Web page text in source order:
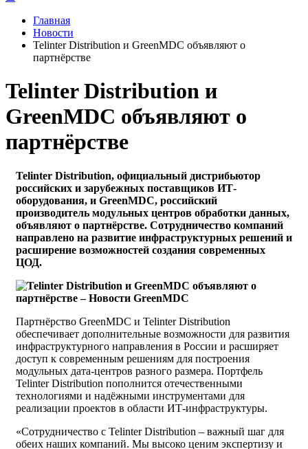
Главная
Новости
Telinter Distribution и GreenMDC объявляют о
партнёрстве
Telinter Distribution и
GreenMDC объявляют о
партнёрстве
Telinter Distribution, официальный дистрибьютор
российских и зарубежных поставщиков ИТ-
оборудования, и GreenMDC, российский
производитель модульных центров обработки данных,
объявляют о партнёрстве. Сотрудничество компаний
направлено на развитие инфраструктурных решений и
расширение возможностей создания современных
ЦОД.
Партнёрство GreenMDC и Telinter Distribution
обеспечивает дополнительные возможности для развития
инфраструктурного направления в России и расширяет
доступ к современным решениям для построения
модульных дата-центров разного размера. Портфель
Telinter Distribution пополнится отечественными
технологиями и надёжными инструментами для
реализации проектов в области ИТ-инфраструктуры.
«Сотрудничество с Telinter Distribution – важный шаг для
обеих наших компаний. Мы высоко ценим экспертизу и